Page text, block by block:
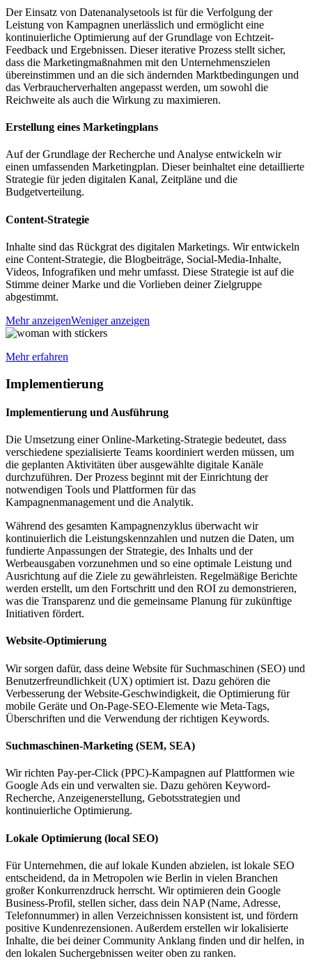
Der Einsatz von Datenanalysetools ist für die Verfolgung der
Leistung von Kampagnen unerlässlich und ermöglicht eine
kontinuierliche Optimierung auf der Grundlage von Echtzeit-
Feedback und Ergebnissen. Dieser iterative Prozess stellt sicher,
dass die Marketingmaßnahmen mit den Unternehmenszielen
übereinstimmen und an die sich ändernden Marktbedingungen und
das Verbraucherverhalten angepasst werden, um sowohl die
Reichweite als auch die Wirkung zu maximieren.
Erstellung eines Marketingplans
Auf der Grundlage der Recherche und Analyse entwickeln wir
einen umfassenden Marketingplan. Dieser beinhaltet eine detaillierte
Strategie für jeden digitalen Kanal, Zeitpläne und die
Budgetverteilung.
Content-Strategie
Inhalte sind das Rückgrat des digitalen Marketings. Wir entwickeln
eine Content-Strategie, die Blogbeiträge, Social-Media-Inhalte,
Videos, Infografiken und mehr umfasst. Diese Strategie ist auf die
Stimme deiner Marke und die Vorlieben deiner Zielgruppe
abgestimmt.
Mehr anzeigenWeniger anzeigen
Mehr erfahren
Implementierung
Implementierung und Ausführung
Die Umsetzung einer Online-Marketing-Strategie bedeutet, dass
verschiedene spezialisierte Teams koordiniert werden müssen, um
die geplanten Aktivitäten über ausgewählte digitale Kanäle
durchzuführen. Der Prozess beginnt mit der Einrichtung der
notwendigen Tools und Plattformen für das
Kampagnenmanagement und die Analytik.
Während des gesamten Kampagnenzyklus überwacht wir
kontinuierlich die Leistungskennzahlen und nutzen die Daten, um
fundierte Anpassungen der Strategie, des Inhalts und der
Werbeausgaben vorzunehmen und so eine optimale Leistung und
Ausrichtung auf die Ziele zu gewährleisten. Regelmäßige Berichte
werden erstellt, um den Fortschritt und den ROI zu demonstrieren,
was die Transparenz und die gemeinsame Planung für zukünftige
Initiativen fördert.
Website-Optimierung
Wir sorgen dafür, dass deine Website für Suchmaschinen (SEO) und
Benutzerfreundlichkeit (UX) optimiert ist. Dazu gehören die
Verbesserung der Website-Geschwindigkeit, die Optimierung für
mobile Geräte und On-Page-SEO-Elemente wie Meta-Tags,
Überschriften und die Verwendung der richtigen Keywords.
Suchmaschinen-Marketing (SEM, SEA)
Wir richten Pay-per-Click (PPC)-Kampagnen auf Plattformen wie
Google Ads ein und verwalten sie. Dazu gehören Keyword-
Recherche, Anzeigenerstellung, Gebotsstrategien und
kontinuierliche Optimierung.
Lokale Optimierung (local SEO)
Für Unternehmen, die auf lokale Kunden abzielen, ist lokale SEO
entscheidend, da in Metropolen wie Berlin in vielen Branchen
großer Konkurrenzdruck herrscht. Wir optimieren dein Google
Business-Profil, stellen sicher, dass dein NAP (Name, Adresse,
Telefonnummer) in allen Verzeichnissen konsistent ist, und fördern
positive Kundenrezensionen. Außerdem erstellen wir lokalisierte
Inhalte, die bei deiner Community Anklang finden und dir helfen, in
den lokalen Suchergebnissen weiter oben zu ranken.